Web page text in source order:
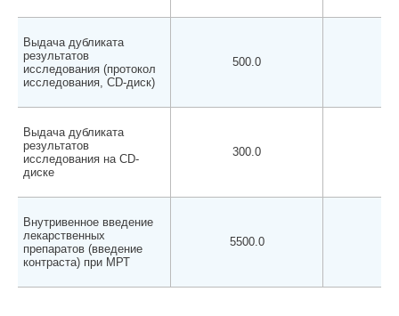
Выдача дубликата
результатов
исследования (протокол
исследования, CD-диск)
500.0
Выдача дубликата
результатов
исследования на CD-
диске
300.0
Внутривенное введение
лекарственных
препаратов (введение
контраста) при МРТ
5500.0